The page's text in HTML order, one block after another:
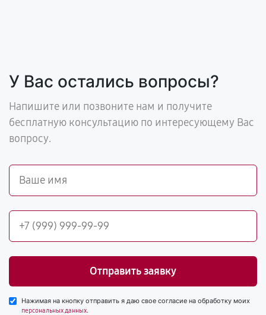
У Вас остались вопросы?
Напишите или позвоните нам и получите
бесплатную консультацию по интересующему Вас
вопросу.
Отправить заявку
Нажимая на кнопку отправить я даю свое согласие на обработку моих
персональных данных.